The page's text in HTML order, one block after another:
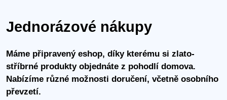
Jednorázové nákupy
Máme připravený eshop, díky kterému si zlato-
stříbrné produkty objednáte z pohodlí domova.
Nabízíme různé možnosti doručení, včetně osobního
převzetí.